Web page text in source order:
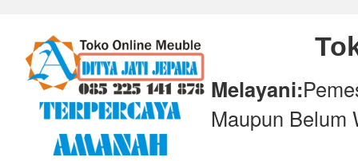
Melayani:
Maupun Belum